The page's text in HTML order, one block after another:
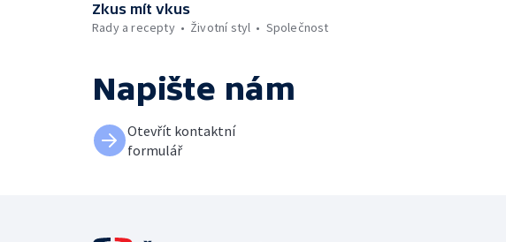
Zkus mít vkus
Rady a recepty
Životní styl Společnost
Napište nám
Otevřít kontaktní
formulář